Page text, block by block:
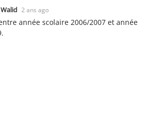
2 ans ago
année scolaire 2006/2007 et année